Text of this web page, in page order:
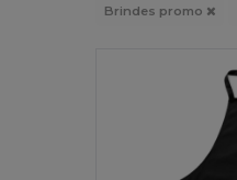
Brindes promo